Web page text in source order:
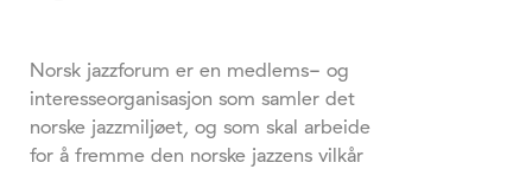
Norsk jazzforum er en medlems- og
interesseorganisasjon som samler det
norske jazzmiljøet, og som skal arbeide
for å fremme den norske jazzens vilkår